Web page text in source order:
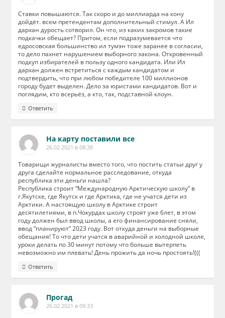
Ставки повышаются. Так скоро и до миллиарда на кону
дойдёт. всем претендентам дополнительный стимул. А Ил
дархан дурость сотворил. Он что, из каких закромов такие
подкачки обещает? Притом, если подразумевается что
едросовская большинство ил тумэн тоже заранее в согласии,
то дело пахнет нарушением выборного закона. Откровенный
подкуп избирателей в пользу одного кандидата. Или Ил
дархан должен встретиться с каждым кандидатом и
подтвердить, что при любом победителе 100 миллионов
городу будет выделен. Дело за юристами кандидатов. Вот и
поглядим, кто всерьёз, а кто, так, подставной клоун.
Ответить
На карту поставили все
26.02.2021 в 08:38
Товарищи журналисты вместо того, что постить статьи друг у
друга сделайте нормальное расследование, откуда
республика эти деньги нашла?
Республика строит “Международную Арктическую школу” в
г.Якутске, где Якутск и где Арктика, где не учатся дети из
Арктики. А настоящую школу в Арктике строит
десятилетиями, в п.Чокурдах школу строят уже 6лет, в этом
году должен был ввод школы, а его финансирование сняли,
ввод “планируют” 2023 году. Вот откуда деньги на выборные
обещания! То что дети учатся в аварийной и холодной школе,
уроки делать по 30 минут потому что больше вытерпеть
невозможно им плевать! День прожить да ночь простоять!(((
Ответить
Прогад
26.02.2021 в 09:33